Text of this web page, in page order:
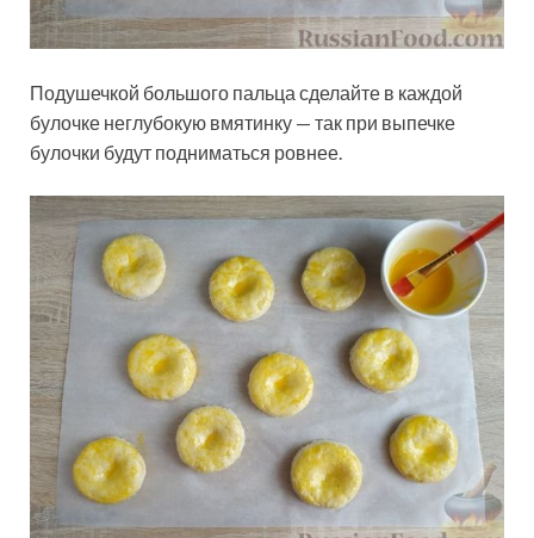
Подушечкой большого пальца сделайте в каждой
булочке неглубокую вмятинку — так при выпечке
булочки будут подниматься ровнее.